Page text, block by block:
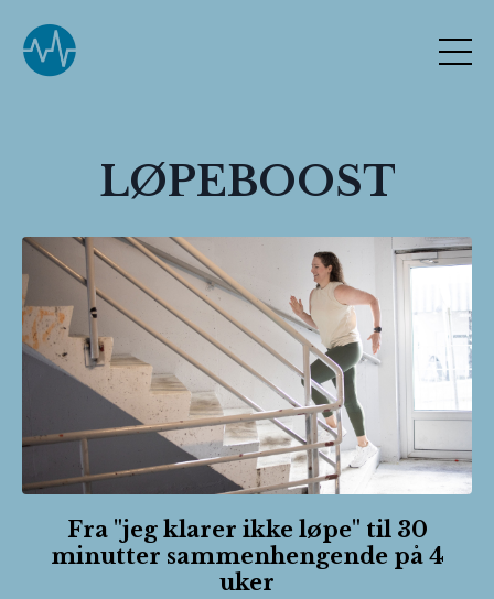
LØPEBOOST
Fra "jeg klarer ikke løpe" til 30
minutter sammenhengende på 4
uker